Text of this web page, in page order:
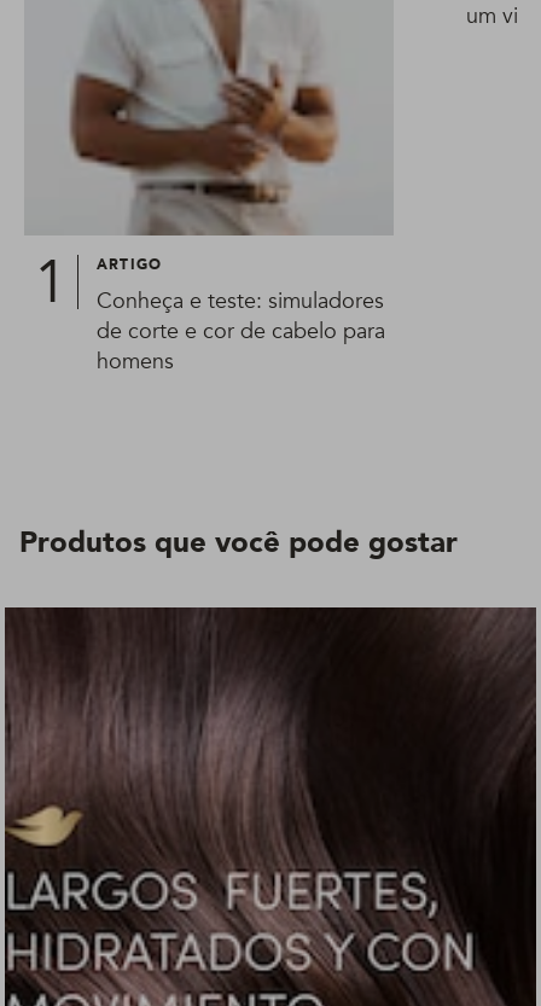
ARTIGO
Conheça e teste: simuladores
de corte e cor de cabelo para
homens
um
Produtos que você pode gostar